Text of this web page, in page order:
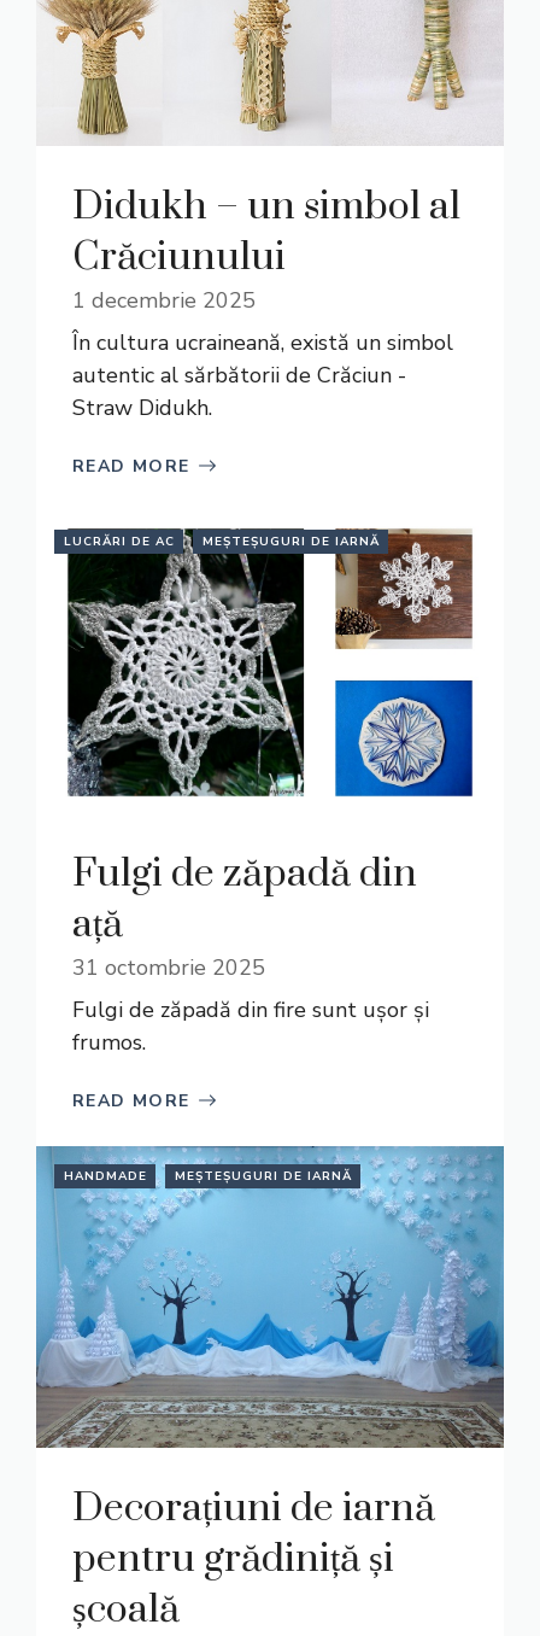
Didukh – un simbol al
Crăciunului
1 decembrie 2025
În cultura ucraineană, există un simbol
autentic al sărbătorii de Crăciun -
Straw Didukh.
READ MORE
LUCRĂRI DE AC MEȘTEȘUGURI DE IARNĂ
Fulgi de zăpadă din
ață
31 octombrie 2025
Fulgi de zăpadă din fire sunt ușor și
frumos.
READ MORE
HANDMADE MEȘTEȘUGURI DE IARNĂ
Decorațiuni de iarnă
pentru grădiniță și
școală